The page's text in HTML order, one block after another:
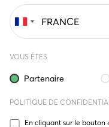
VOUS ÊTES
Partenaire
POLITIQUE DE